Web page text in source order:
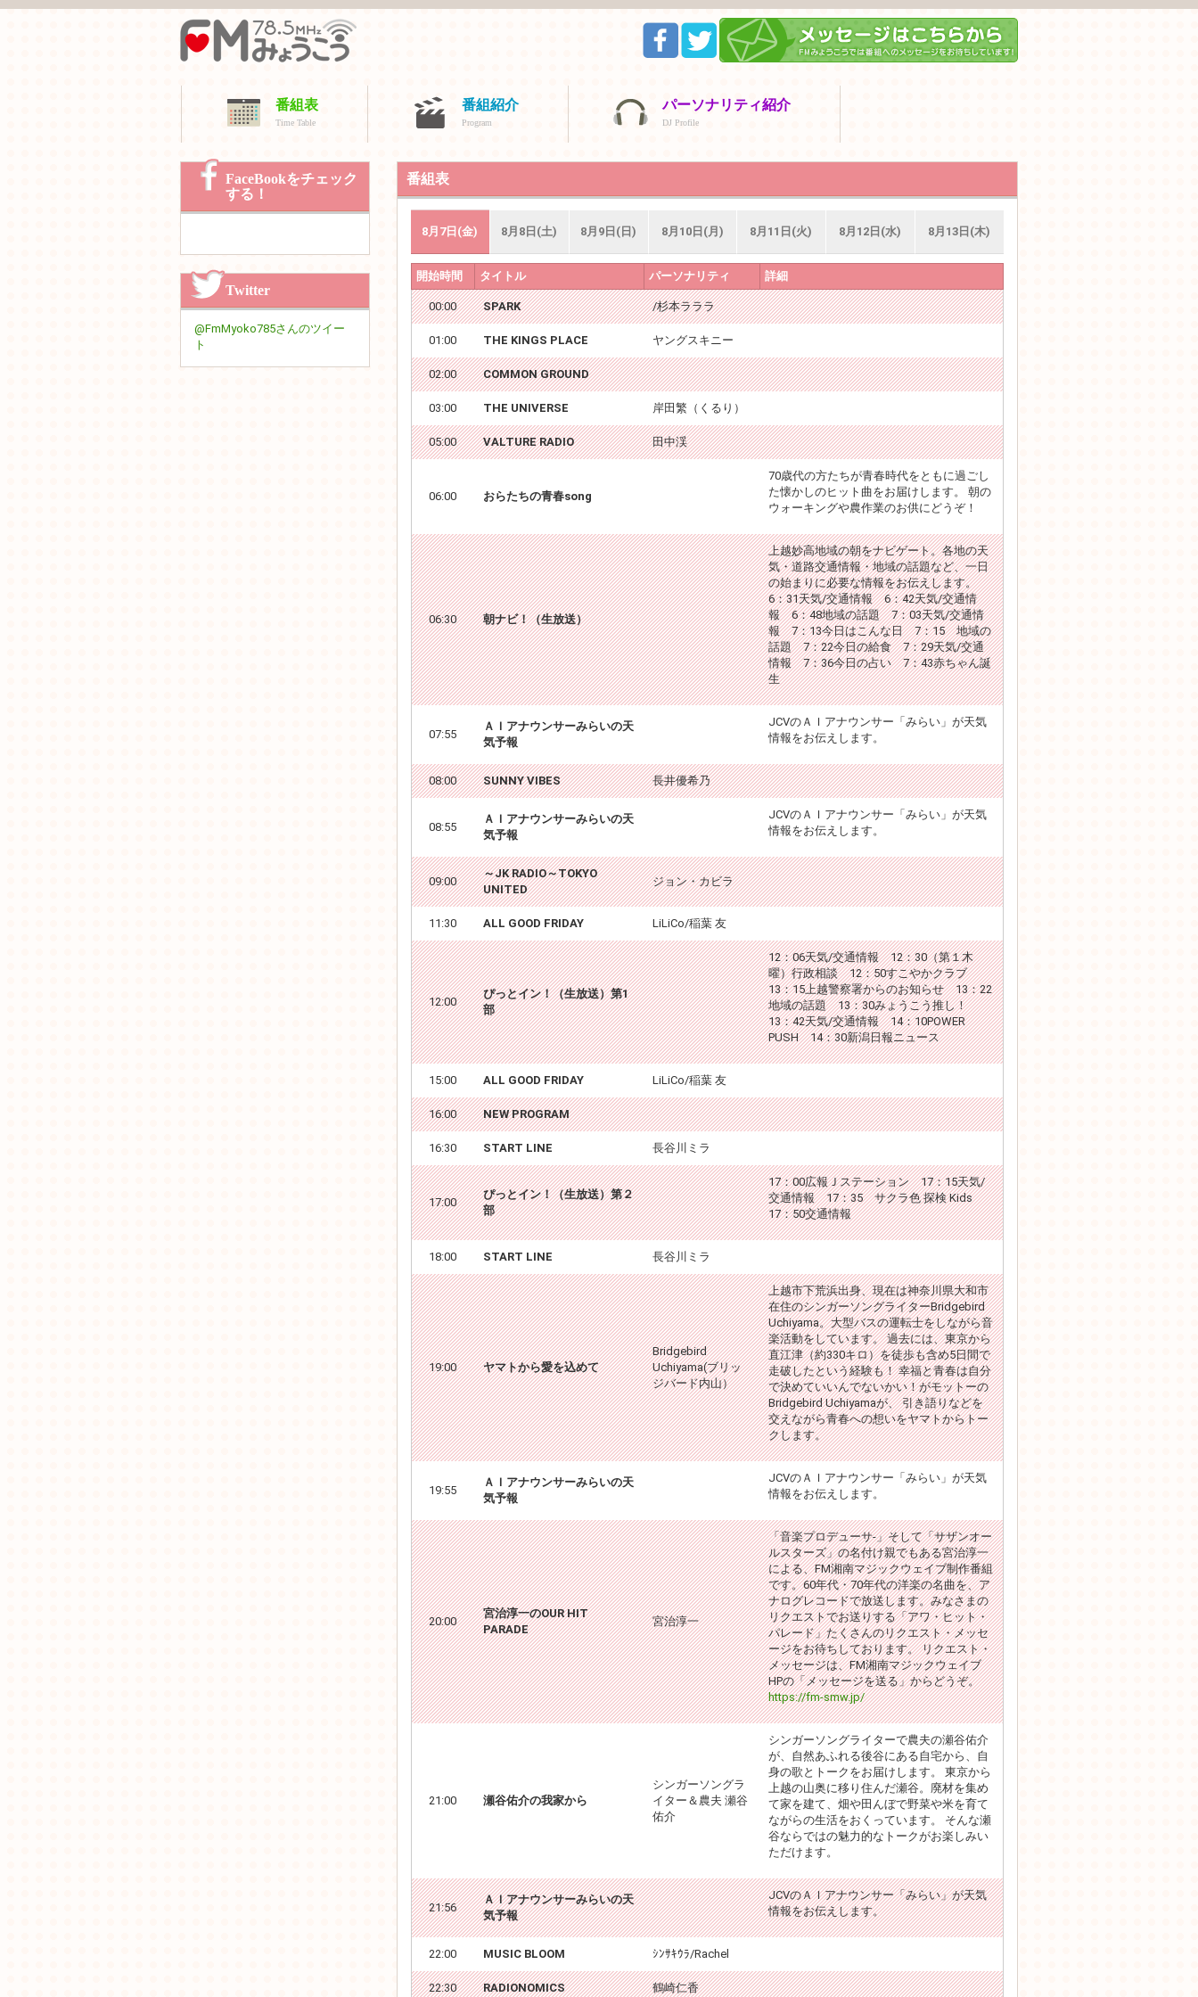
番組表
Time Table
番組紹介
Program
パーソナリティ紹介
DJ Profile
番組表
8月7日(金) 8月8日(土) 8月9日(日) 8月10日(月) 8月11日(火) 8月12日(水) 8月13日(木)
開始時間 タイトル パーソナリティ 詳細
00:00 SPARK /杉本ラララ
01:00 THE KINGS PLACE ヤングスキニー
02:00 COMMON GROUND
03:00 THE UNIVERSE 岸田繁（くるり）
05:00 VALTURE RADIO 田中渓
06:00 おらたちの青春song
70歳代の方たちが青春時代をともに過ごし
た懐かしのヒット曲をお届けします。 朝の
ウォーキングや農作業のお供にどうぞ！
06:30 朝ナビ！（生放送）
上越妙高地域の朝をナビゲート。各地の天
気・道路交通情報・地域の話題など、一日
の始まりに必要な情報をお伝えします。
6：31天気/交通情報 6：42天気/交通情
報 6：48地域の話題 7：03天気/交通情
報 7：13今日はこんな日 7：15 地域の
話題 7：22今日の給食 7：29天気/交通
情報 7：36今日の占い 7：43赤ちゃん誕
生
07:55
ＡＩアナウンサーみらいの天
気予報
JCVのＡＩアナウンサー「みらい」が天気
情報をお伝えします。
08:00 SUNNY VIBES 長井優希乃
08:55
ＡＩアナウンサーみらいの天
気予報
JCVのＡＩアナウンサー「みらい」が天気
情報をお伝えします。
09:00
～JK RADIO～TOKYO
UNITED
ジョン・カビラ
11:30 ALL GOOD FRIDAY LiLiCo/稲葉 友
12:00
ぴっとイン！（生放送）第1
部
12：06天気/交通情報 12：30（第１木
曜）行政相談 12：50すこやかクラブ
13：15上越警察署からのお知らせ 13：22
地域の話題 13：30みょうこう推し！
13：42天気/交通情報 14：10POWER
PUSH 14：30新潟日報ニュース
15:00 ALL GOOD FRIDAY LiLiCo/稲葉 友
16:00 NEW PROGRAM
16:30 START LINE 長谷川ミラ
17:00
ぴっとイン！（生放送）第２
部
17：00広報Ｊステーション 17：15天気/
交通情報 17：35 サクラ色 探検 Kids
17：50交通情報
18:00 START LINE 長谷川ミラ
19:00 ヤマトから愛を込めて
Bridgebird
Uchiyama(ブリッ
ジバード内山）
上越市下荒浜出身、現在は神奈川県大和市
在住のシンガーソングライターBridgebird
Uchiyama。大型バスの運転士をしながら音
楽活動をしています。 過去には、東京から
直江津（約330キロ）を徒歩も含め5日間で
走破したという経験も！ 幸福と青春は自分
で決めていいんでないかい！がモットーの
Bridgebird Uchiyamaが、 引き語りなどを
交えながら青春への想いをヤマトからトー
クします。
19:55
ＡＩアナウンサーみらいの天
気予報
JCVのＡＩアナウンサー「みらい」が天気
情報をお伝えします。
20:00
宮治淳一のOUR HIT
PARADE
宮治淳一
「音楽プロデューサ-」そして「サザンオー
ルスターズ」の名付け親でもある宮治淳一
による、FM湘南マジックウェイブ制作番組
です。60年代・70年代の洋楽の名曲を、ア
ナログレコードで放送します。みなさまの
リクエストでお送りする「アワ・ヒット・
パレード」たくさんのリクエスト・メッセ
ージをお待ちしております。 リクエスト・
メッセージは、FM湘南マジックウェイブ
HPの「メッセージを送る」からどうぞ。
https://fm-smw.jp/
21:00 瀬谷佑介の我家から
シンガーソングラ
イター＆農夫 瀬谷
佑介
シンガーソングライターで農夫の瀬谷佑介
が、自然あふれる後谷にある自宅から、自
身の歌とトークをお届けします。 東京から
上越の山奥に移り住んだ瀬谷。廃材を集め
て家を建て、畑や田んぼで野菜や米を育て
ながらの生活をおくっています。 そんな瀬
谷ならではの魅力的なトークがお楽しみい
ただけます。
21:56
ＡＩアナウンサーみらいの天
気予報
JCVのＡＩアナウンサー「みらい」が天気
情報をお伝えします。
22:00 MUSIC BLOOM ｼﾝｻｷｳﾗ/Rachel
22:30 RADIONOMICS 鶴崎仁香
FaceBookをチェック
する！
Twitter
@FmMyoko785さんのツイー
ト